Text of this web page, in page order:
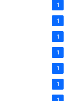
1
1
1
1
1
1